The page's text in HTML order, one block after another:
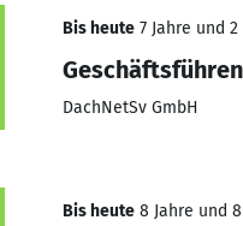
Bis heute 7 Jahre und
DachNetSv GmbH
Bis heute 8 Jahre und